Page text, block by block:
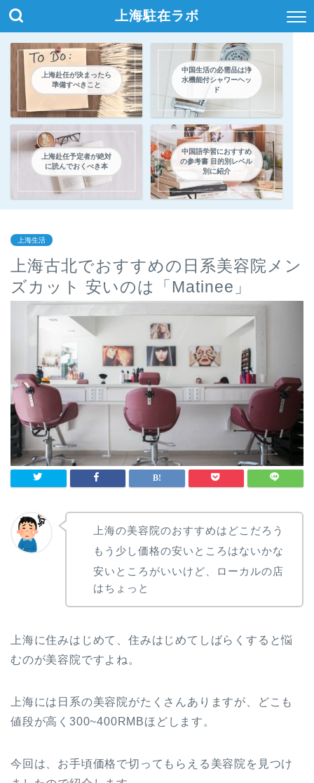
上海駐在ラボ
上海赴任が決まったら
準備すべきこと
中国生活の必需品は浄
水機能付シャワーヘッ
ド
上海赴任予定者が絶対
に読んでおくべき本
中国語学習におすすめ
の参考書 目的別レベル
別に紹介
上海生活
上海古北でおすすめの日系美容院メン
ズカット 安いのは「Matinee」
上海の美容院のおすすめはどこだろう
もう少し価格の安いところはないかな
安いところがいいけど、ローカルの店
はちょっと
上海に住みはじめて、住みはじめてしばらくすると悩
むのが美容院ですよね。
上海には日系の美容院がたくさんありますが、どこも
値段が高く300~400RMBほどします。
今回は、お手頃価格で切ってもらえる美容院を見つけ